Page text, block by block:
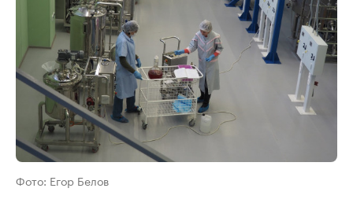
Фото: Егор Белов